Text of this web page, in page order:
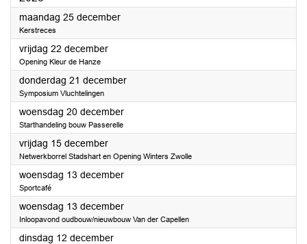
maandag 25 december2023
Kerstreces
vrijdag 22 december2023
Opening Kleur de Hanze
donderdag 21 december2023
Symposium Vluchtelingen
woensdag 20 december2023
Starthandeling bouw Passerelle
vrijdag 15 december2023
Netwerkborrel Stadshart en Opening Winters Zwolle
woensdag 13 december2023
Sportcafé
woensdag 13 december2023
Inloopavond oudbouw/nieuwbouw Van der Capellen
dinsdag 12 december2023